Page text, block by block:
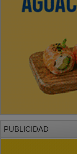
PUBLICIDAD